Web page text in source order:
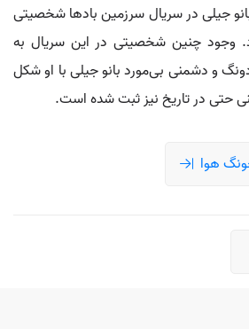
جیلی در سریال سرزمین بادها شخصیتی
وجود چنین شخصیتی در این سریال به
و دشمنی بی‌مورد بانو جیلی با او شکل
حتی در تاریخ نیز ثبت شده است.
هوا